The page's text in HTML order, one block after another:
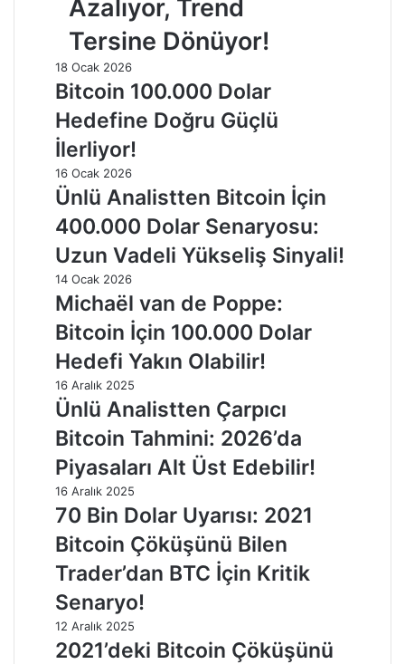
Azalıyor, Trend
Tersine Dönüyor!
18 Ocak 2026
Bitcoin 100.000 Dolar
Hedefine Doğru Güçlü
İlerliyor!
16 Ocak 2026
Ünlü Analistten Bitcoin İçin
400.000 Dolar Senaryosu:
Uzun Vadeli Yükseliş Sinyali!
14 Ocak 2026
Michaël van de Poppe:
Bitcoin İçin 100.000 Dolar
Hedefi Yakın Olabilir!
16 Aralık 2025
Ünlü Analistten Çarpıcı
Bitcoin Tahmini: 2026’da
Piyasaları Alt Üst Edebilir!
16 Aralık 2025
70 Bin Dolar Uyarısı: 2021
Bitcoin Çöküşünü Bilen
Trader’dan BTC İçin Kritik
Senaryo!
12 Aralık 2025
2021’deki Bitcoin Çöküşünü